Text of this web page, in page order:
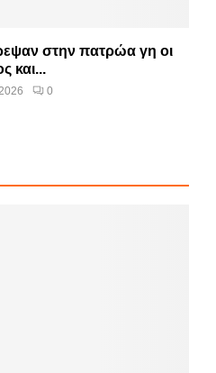
στην πατρώα γη οι
και...
0